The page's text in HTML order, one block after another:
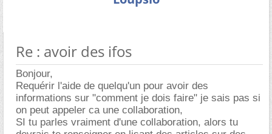
Re : avoir des ifos
Bonjour,
Requérir l'aide de quelqu'un pour avoir des
informations sur "comment je dois faire" je sais pas si
on peut appeler ca une collaboration,
SI tu parles vraiment d'une collaboration, alors tu